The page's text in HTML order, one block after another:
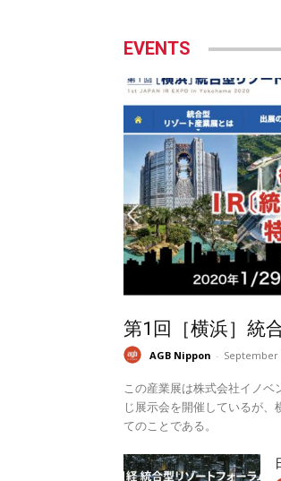
EVENTS
第1回［横浜］統
AGB Nippon - September
この産業展は株式会社イノ
じ展示会を開催しているが
てのことである。